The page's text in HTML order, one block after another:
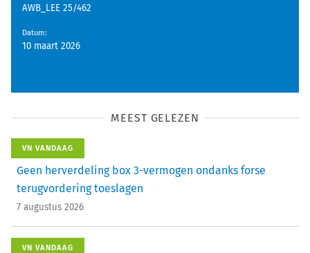
AWB_LEE 25/462
Datum:
10 maart 2026
MEEST GELEZEN
VN VANDAAG
Geen herverdeling box 3-vermogen ondanks forse
terugvordering toeslagen
7 augustus 2026
VN VANDAAG